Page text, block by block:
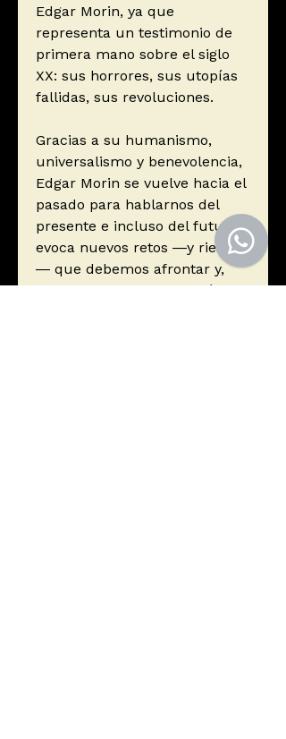
Edgar Morin, ya que
representa un testimonio de
primera mano sobre el siglo
XX: sus horrores, sus utopías
fallidas, sus revoluciones.
Gracias a su humanismo,
universalismo y benevolencia,
Edgar Morin se vuelve hacia el
pasado para hablarnos del
presente e incluso del futuro:
evoca nuevos retos ―y riesgos
― que debemos afrontar y,
sobre todo, nos cuenta cómo